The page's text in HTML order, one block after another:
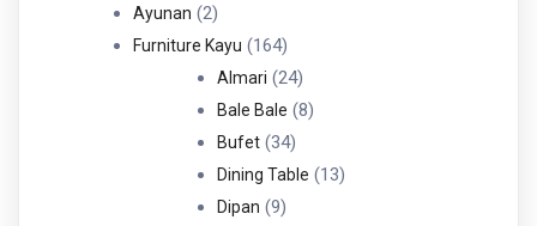
Produk
Ayunan 22
Produk
Furniture Kayu 164164
Produk
Almari 2424
Produk
Bale Bale 88
Bufet 3434
Produk
Dining Table 1313
Dipan 99